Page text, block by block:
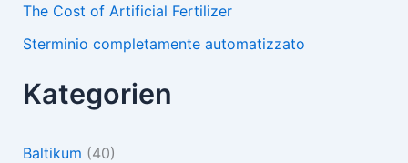
The Cost of Artificial Fertilizer
Sterminio completamente automatizzato
Kategorien
Baltikum (40)